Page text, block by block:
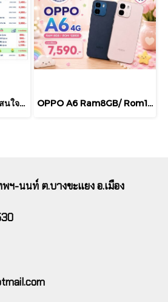
อัพเดทราคามือถือกันจ้า สนใจสอบถามได้นะคะ OPPO A6 Ram8GB/ Rom128GB จอ 6.75 แบตเตอรี่ใหญ่ 7,000mAh ชาร์จไว 45W กันน้ำกันฝุ่นระดับ
ฯ-นนท์ ต.บางขะแยง อ.เมือง